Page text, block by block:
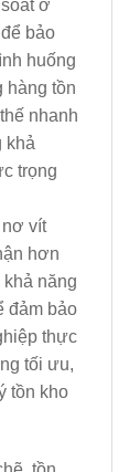
ở
bảo
huống
hàng tồn
nhanh
khả
trọng
nơ vít
hơn
khả năng
đảm bảo
thực
tối ưu,
tồn kho